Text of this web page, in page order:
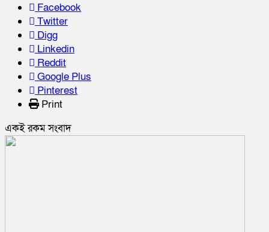
Facebook
Twitter
Digg
Linkedin
Reddit
Google Plus
Pinterest
Print
একই রকম সংবাদ